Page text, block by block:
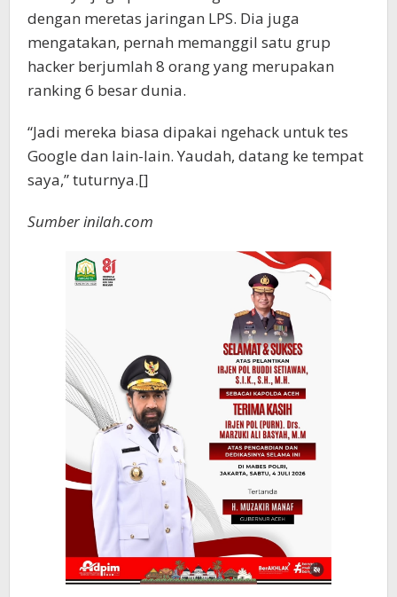
dengan meretas jaringan LPS. Dia juga
mengatakan, pernah memanggil satu grup
hacker berjumlah 8 orang yang merupakan
ranking 6 besar dunia.
“Jadi mereka biasa dipakai ngehack untuk tes
Google dan lain-lain. Yaudah, datang ke tempat
saya,” tuturnya.[]
Sumber inilah.com